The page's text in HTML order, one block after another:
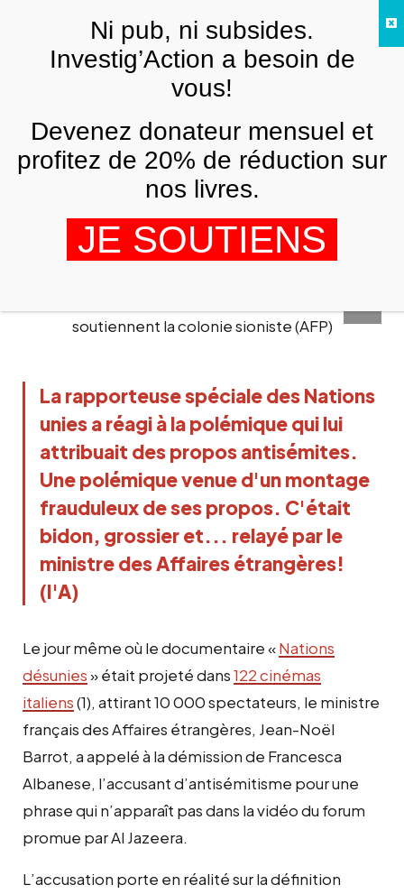
Francesca Albanese répond à la fausse
accusation d’antisémitisme portée
par le gouvernement français
La rapporteuse spéciale des Nations
unies a réagi à la polémique qui lui
attribuait des propos antisémites.
Une polémique venue d'un montage
frauduleux de ses propos. C'était
bidon, grossier et... relayé par le
ministre des Affaires étrangères!
(I'A)
Le jour même où le documentaire «Nations
désunies» était projeté dans122 cinémas
italiens(1), attirant 10 000 spectateurs, le ministre
français des Affaires étrangères, Jean-Noël
Barrot, a appelé à la démission de Francesca
Albanese, l’accusant d’antisémitisme pour une
phrase qui n’apparaît pas dans la vidéo du forum
promue par Al Jazeera.
L’accusation porte en réalité sur la définition
ATTENTION, MÉDIAS
FRNi pub, ni subsides.
Investig’Action a besoin de
vous!
Devenez donateur mensuel et
profitez de 20% de réduction sur
nos livres.
JE SOUTIENS